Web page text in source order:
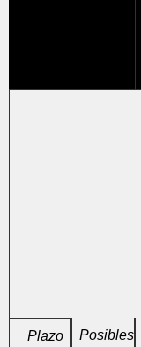
Plazo
Posibles